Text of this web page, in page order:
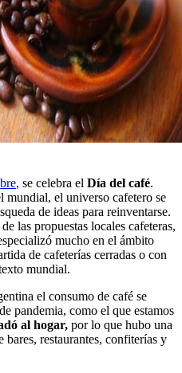
, se celebra el Día del café.
mundial, el universo cafetero se
de ideas para reinventarse.
las propuestas locales cafeteras,
mucho en el ámbito
de cafeterías cerradas o con
mundial.
el consumo de café se
pandemia, como el que estamos
al hogar, por lo que hubo una
restaurantes, confiterías y